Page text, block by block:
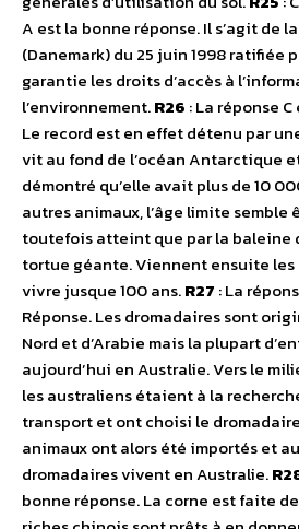
A est la bonne réponse. Il s’agit de
(Danemark) du 25 juin 1998 ratifiée
garantie les droits d’accès à
l’environnement.R26 : La réponse
Le record est en effet détenu par
vit au fond de l’océan Antarctique
démontré qu’elle avait plus de 10
autres animaux, l’âge limite semble
toutefois atteint que par la baleine
tortue géante. Viennent ensuite
vivre jusque 100 ans.R27 : La
Réponse. Les dromadaires sont
Nord et d’Arabie mais la plupart
aujourd’hui en Australie. Vers le
les australiens étaient à la
transport et ont choisi le
animaux ont alors été importés et
dromadaires vivent en Australie.
bonne réponse. La corne est faite